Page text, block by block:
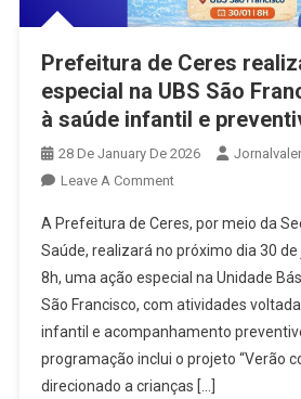
Prefeitura de Ceres
especial na UBS São
à saúde infantil e
28 De January De 2026
Leave A CommentOn
De
Ceres
Realizará
Ação
Especial
Na
UBS
A Prefeitura de Ceres, por meio da
Saúde, realizará no próximo dia 30
8h, uma ação especial na Unidade
São Francisco, com atividades
infantil e acompanhamento
programação inclui o projeto “Verão
direcionado a crianças […]